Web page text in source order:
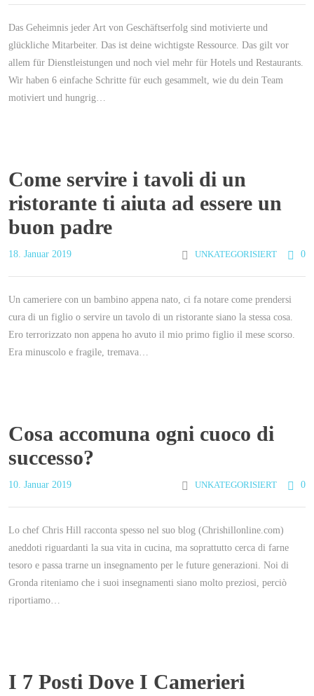
Das Geheimnis jeder Art von Geschäftserfolg sind motivierte und
glückliche Mitarbeiter. Das ist deine wichtigste Ressource. Das gilt vor
allem für Dienstleistungen und noch viel mehr für Hotels und Restaurants.
Wir haben 6 einfache Schritte für euch gesammelt, wie du dein Team
motiviert und hungrig…
Come servire i tavoli di un
ristorante ti aiuta ad essere un
buon padre
18. Januar 2019 UNKATEGORISIERT 0
Un cameriere con un bambino appena nato, ci fa notare come prendersi
cura di un figlio o servire un tavolo di un ristorante siano la stessa cosa.
Ero terrorizzato non appena ho avuto il mio primo figlio il mese scorso.
Era minuscolo e fragile, tremava…
Cosa accomuna ogni cuoco di
successo?
10. Januar 2019 UNKATEGORISIERT 0
Lo chef Chris Hill racconta spesso nel suo blog (Chrishillonline.com)
aneddoti riguardanti la sua vita in cucina, ma soprattutto cerca di farne
tesoro e passa trarne un insegnamento per le future generazioni. Noi di
Gronda riteniamo che i suoi insegnamenti siano molto preziosi, perciò
riportiamo…
I 7 Posti Dove I Camerieri